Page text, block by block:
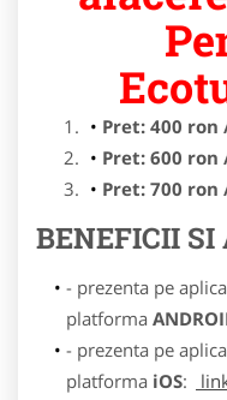
Pret: 400 ron
Pret: 600 ron
Pret: 700 ron
BENEFICII SI
- prezenta pe
platforma
- prezenta pe
platforma iOS: